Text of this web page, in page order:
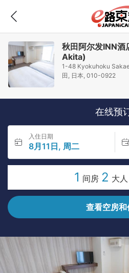
秋田阿尔发INN
Akita)
1-48 Kyokuhoku
田, 日本, 010-0922
在线预
入住日期
8月11日, 周二
1 间房 2 大人
查看空房和